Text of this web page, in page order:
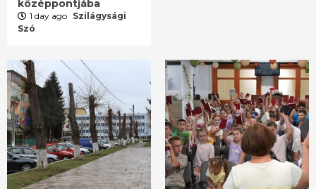
középpontjába
1 day ago Szilágysági
Szó